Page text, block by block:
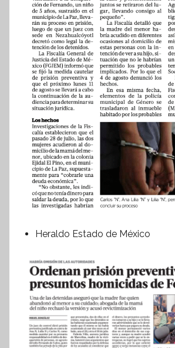
Heraldo Estado de México